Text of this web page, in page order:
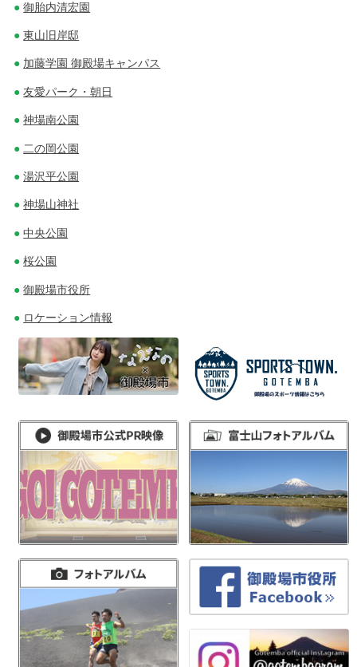
御胎内清宏園
東山旧岸邸
加藤学園 御殿場キャンパス
友愛パーク・朝日
神場南公園
二の岡公園
湯沢平公園
神場山神社
中央公園
桜公園
御殿場市役所
ロケーション情報